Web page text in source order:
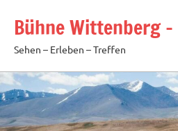
Inhalt
springen
Bühne Wittenberg
Sehen – Erleben – Treffen